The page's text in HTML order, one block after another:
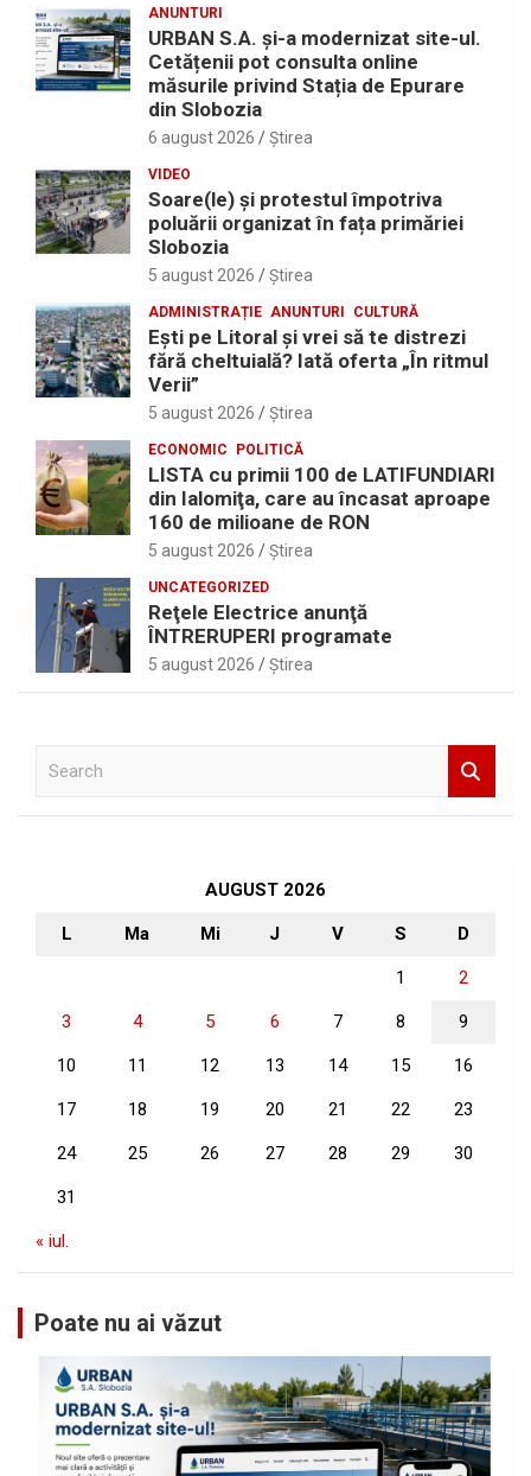
ANUNTURI
URBAN S.A. și-a modernizat site-ul.
Cetățenii pot consulta online
măsurile privind Stația de Epurare
din Slobozia
6 august 2026 Ştirea
VIDEO
Soare(le) și protestul împotriva
poluării organizat în fața primăriei
Slobozia
5 august 2026 Ştirea
ADMINISTRAȚIE ANUNTURI CULTURĂ
Eşti pe Litoral şi vrei să te distrezi
fără cheltuială? Iată oferta „În ritmul
Verii”
5 august 2026 Ştirea
ECONOMIC POLITICĂ
LISTA cu primii 100 de LATIFUNDIARI
din Ialomiţa, care au încasat aproape
160 de milioane de RON
5 august 2026 Ştirea
UNCATEGORIZED
Reţele Electrice anunţă
ÎNTRERUPERI programate
5 august 2026 Ştirea
AUGUST 2026
L Ma Mi J V S D
1 2
3 4 5 6 7 8 9
10 11 12 13 14 15 16
17 18 19 20 21 22 23
24 25 26 27 28 29 30
31
« iul.
Poate nu ai văzut